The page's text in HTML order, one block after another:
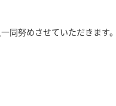
同努めさせていただきます。